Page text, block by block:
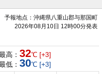
予報地点：沖縄県八重山郡与那国町
2026年08月10日 12時00分発表
高： 32℃ [+3]
低： 30℃ [+3]